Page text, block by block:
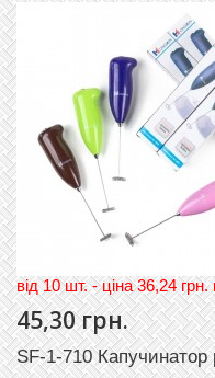
вiд 10 шт. - цiна 36,24
45,30 грн.
SF-1-710